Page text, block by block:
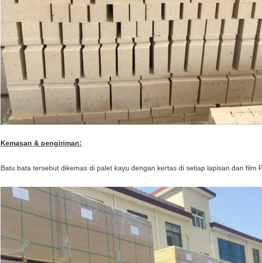
Kemasan & pengiriman:
Batu bata tersebut dikemas di palet kayu dengan kertas di setiap lapisan dan film